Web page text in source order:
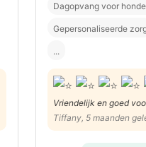
Dagopvang voor
Gepersonaliseerde
...
Vriendelijk en goed
Tiffany, 5 maanden